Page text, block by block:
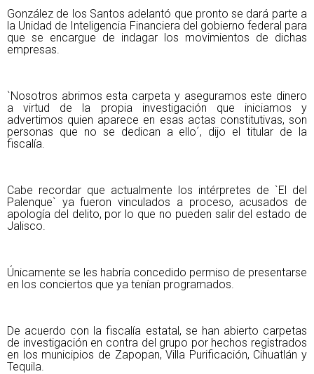
González de los Santos adelantó que pronto se dará parte a
la Unidad de Inteligencia Financiera del gobierno federal para
que se encargue de indagar los movimientos de dichas
empresas.
`Nosotros abrimos esta carpeta y aseguramos este dinero
a virtud de la propia investigación que iniciamos y
advertimos quien aparece en esas actas constitutivas, son
personas que no se dedican a ello´, dijo el titular de la
fiscalía.
Cabe recordar que actualmente los intérpretes de `El del
Palenque` ya fueron vinculados a proceso, acusados de
apología del delito, por lo que no pueden salir del estado de
Jalisco.
Únicamente se les habría concedido permiso de presentarse
en los conciertos que ya tenían programados.
De acuerdo con la fiscalía estatal, se han abierto carpetas
de investigación en contra del grupo por hechos registrados
en los municipios de Zapopan, Villa Purificación, Cihuatlán y
Tequila.